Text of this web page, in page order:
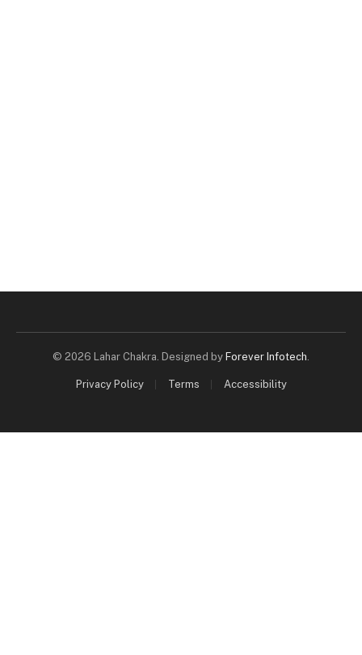
© 2026 Lahar Chakra. Designed by Forever Infotech.
Privacy Policy Terms Accessibility